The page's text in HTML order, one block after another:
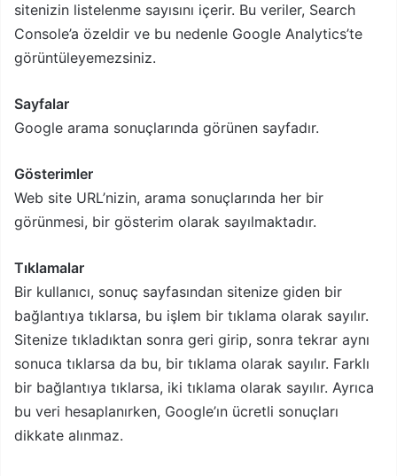
sitenizin listelenme sayısını içerir. Bu veriler, Search
Console’a özeldir ve bu nedenle Google Analytics’te
görüntüleyemezsiniz.
Sayfalar
Google arama sonuçlarında görünen sayfadır.
Gösterimler
Web site URL’nizin, arama sonuçlarında her bir
görünmesi, bir gösterim olarak sayılmaktadır.
Tıklamalar
Bir kullanıcı, sonuç sayfasından sitenize giden bir
bağlantıya tıklarsa, bu işlem bir tıklama olarak sayılır.
Sitenize tıkladıktan sonra geri girip, sonra tekrar aynı
sonuca tıklarsa da bu, bir tıklama olarak sayılır. Farklı
bir bağlantıya tıklarsa, iki tıklama olarak sayılır. Ayrıca
bu veri hesaplanırken, Google’ın ücretli sonuçları
dikkate alınmaz.